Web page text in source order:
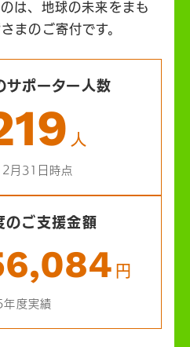
は、地球の未来をまも
まのご寄付です。
ポーター人数
人
月31日時点
ご支援金額
円
度実績